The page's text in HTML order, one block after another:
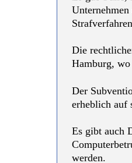
Die
Hamburg,
Der
erheblich auf
Es gibt auch
werden.